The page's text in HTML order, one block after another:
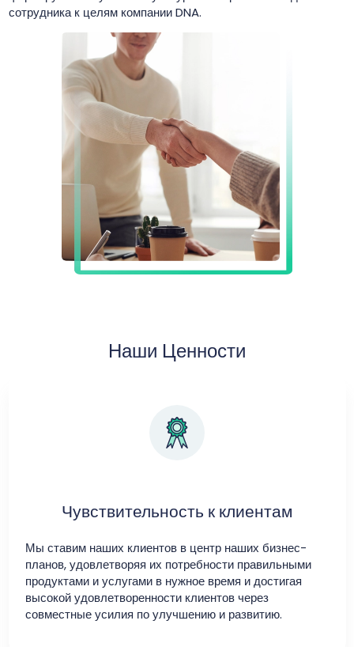
сотрудника к целям компании DNA.
Наши Ценности
Чувствительность к клиентам
Мы ставим наших клиентов в центр наших бизнес-
планов, удовлетворяя их потребности правильными
продуктами и услугами в нужное время и достигая
высокой удовлетворенности клиентов через
совместные усилия по улучшению и развитию.